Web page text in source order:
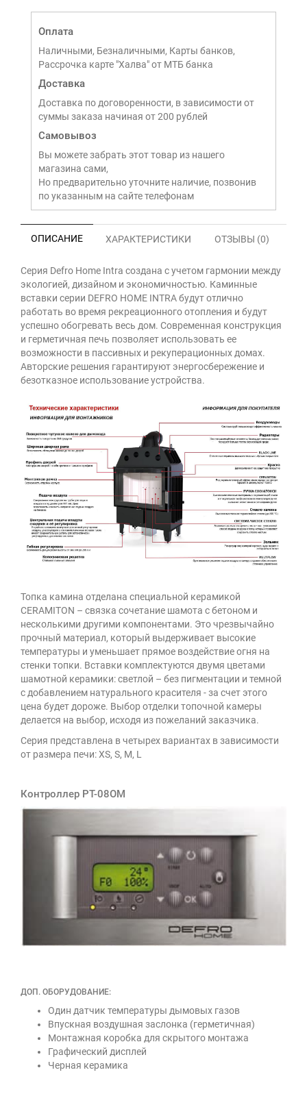
Оплата
Наличными, Безналичными, Карты банков,
Рассрочка карте "Халва" от МТБ банка
Доставка
Доставка по договоренности, в зависимости от
суммы заказа начиная от 200 рублей
Самовывоз
Вы можете забрать этот товар из нашего
магазина сами,
Но предварительно уточните наличие, позвонив
по указанным на сайте телефонам
ОПИСАНИЕ ХАРАКТЕРИСТИКИ ОТЗЫВЫ (0)
Серия Defro Home Intra создана с учетом гармонии между
экологией, дизайном и экономичностью. Каминные
вставки серии DEFRO HOME INTRA будут отлично
работать во время рекреационного отопления и будут
успешно обогревать весь дом. Современная конструкция
и герметичная печь позволяет использовать ее
возможности в пассивных и рекуперационных домах.
Авторские решения гарантируют энергосбережение и
безотказное использование устройства.
Топка камина отделана специальной керамикой
CERAMITON – связка сочетание шамота с бетоном и
несколькими другими компонентами. Это чрезвычайно
прочный материал, который выдерживает высокие
температуры и уменьшает прямое воздействие огня на
стенки топки. Вставки комплектуются двумя цветами
шамотной керамики: светлой – без пигментации и темной
с добавлением натурального красителя - за счет этого
цена будет дороже. Выбор отделки топочной камеры
делается на выбор, исходя из пожеланий заказчика.
Серия представлена ​​в четырех вариантах в зависимости
от размера печи: XS, S, M, L
Контроллер РТ-08ОМ
ДОП. ОБОРУДОВАНИЕ:
Один датчик температуры дымовых газов
Впускная воздушная заслонка (герметичная)
Монтажная коробка для скрытого монтажа
Графический дисплей
Черная керамика